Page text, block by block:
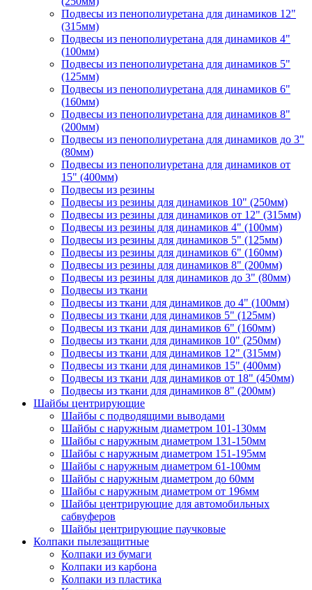
Подвесы из пенополиуретана для динамиков 12"
(315мм)
Подвесы из пенополиуретана для динамиков 4"
(100мм)
Подвесы из пенополиуретана для динамиков 5"
(125мм)
Подвесы из пенополиуретана для динамиков 6"
(160мм)
Подвесы из пенополиуретана для динамиков 8"
(200мм)
Подвесы из пенополиуретана для динамиков до 3"
(80мм)
Подвесы из пенополиуретана для динамиков от
15" (400мм)
Подвесы из резины
Подвесы из резины для динамиков 10" (250мм)
Подвесы из резины для динамиков от 12" (315мм)
Подвесы из резины для динамиков 4" (100мм)
Подвесы из резины для динамиков 5" (125мм)
Подвесы из резины для динамиков 6" (160мм)
Подвесы из резины для динамиков 8" (200мм)
Подвесы из резины для динамиков до 3" (80мм)
Подвесы из ткани
Подвесы из ткани для динамиков до 4" (100мм)
Подвесы из ткани для динамиков 5" (125мм)
Подвесы из ткани для динамиков 6" (160мм)
Подвесы из ткани для динамиков 10" (250мм)
Подвесы из ткани для динамиков 12" (315мм)
Подвесы из ткани для динамиков 15" (400мм)
Подвесы из ткани для динамиков от 18" (450мм)
Подвесы из ткани для динамиков 8" (200мм)
Шайбы центрирующие
Шайбы с подводящими выводами
Шайбы с наружным диаметром 101-130мм
Шайбы с наружным диаметром 131-150мм
Шайбы с наружным диаметром 151-195мм
Шайбы с наружным диаметром 61-100мм
Шайбы с наружным диаметром до 60мм
Шайбы с наружным диаметром от 196мм
Шайбы центрирующие для автомобильных
сабвуферов
Шайбы центрирующие паучковые
Колпаки пылезащитные
Колпаки из бумаги
Колпаки из карбона
Колпаки из пластика